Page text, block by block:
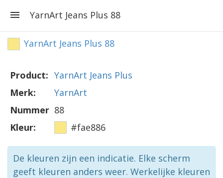
YarnArt Jeans Plus 88
YarnArt Jeans Plus 88
Product: YarnArt Jeans Plus
Merk:
YarnArt
Nummer 88
Kleur:
#fae886
De kleuren zijn een indicatie. Elke scherm
geeft kleuren anders weer. Werkelijke kleuren